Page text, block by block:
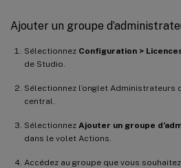
Ajouter un groupe
Sélectionnez Configuration >
de Studio.
Sélectionnez l’onglet Administrateurs
central.
Sélectionnez Ajouter un groupe
dans le volet Actions.
Accédez au groupe que vous